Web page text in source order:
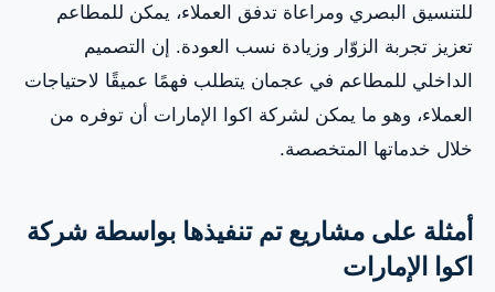
للتنسيق البصري ومراعاة تدفق العملاء، يمكن للمطاعم
تعزيز تجربة الزوّار وزيادة نسب العودة. إن التصميم
الداخلي للمطاعم في عجمان يتطلب فهمًا عميقًا لاحتياجات
العملاء، وهو ما يمكن لشركة اكوا الإمارات أن توفره من
خلال خدماتها المتخصصة.
أمثلة على مشاريع تم تنفيذها بواسطة شركة
اكوا الإمارات